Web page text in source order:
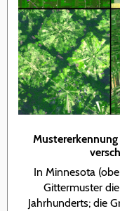
In Minnesota
Gittermuster
Jahrhunderts; die